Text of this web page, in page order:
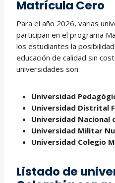
Matrícula Cero
Para el año 2026, varias
participan en el programa
los estudiantes la
educación de calidad sin
universidades son:
Universidad
Universidad Distrital
Universidad Nacional
Universidad Militar
Universidad Colegio
Listado de